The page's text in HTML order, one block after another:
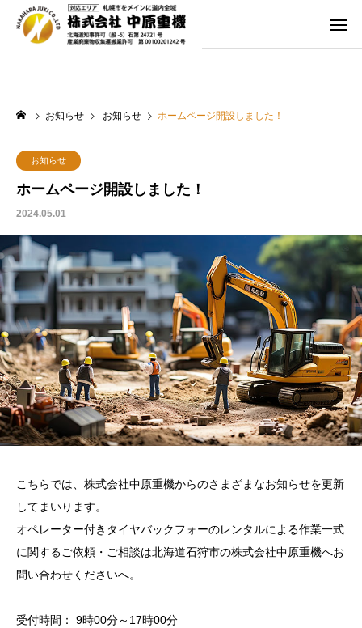
お知らせ お知らせ ホームページ開設しました！
お知らせ
ホームページ開設しました！
2024.05.01
こちらでは、株式会社中原重機からのさまざまなお知らせを更新
してまいります。
オペレーター付きタイヤバックフォーのレンタルによる作業一式
に関するご依頼・ご相談は北海道石狩市の株式会社中原重機へお
問い合わせくださいへ。
受付時間： 9時00分～17時00分